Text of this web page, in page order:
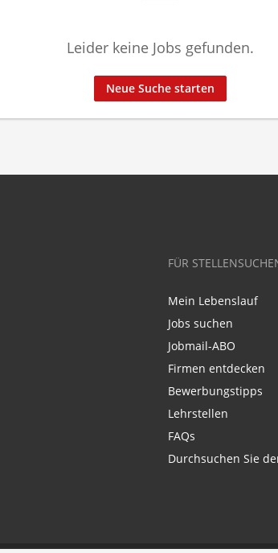
Leider keine Jobs gefunden.
Neue Suche starten
FÜR
Mein Lebenslauf
Jobs suchen
Jobmail-ABO
Firmen entdecken
Bewerbungstipps
Lehrstellen
FAQs
Durchsuchen Sie